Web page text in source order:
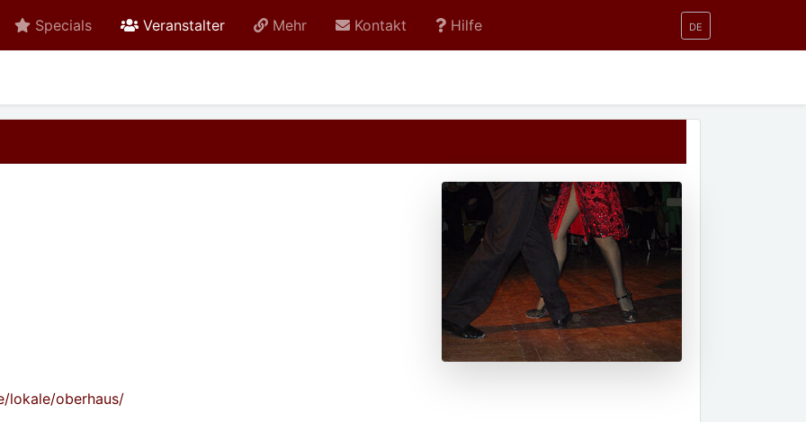
Specials Veranstalteractive Mehr Kontakt Hilfe DE
lokale/oberhaus/